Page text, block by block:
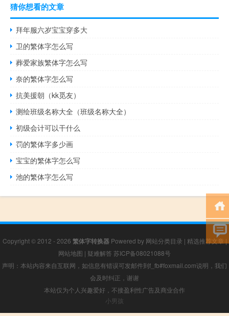
猜你想看的文章
拜年服六岁宝宝穿多大
卫的繁体字怎么写
葬爱家族繁体字怎么写
奈的繁体字怎么写
抗美援朝（kk觅友）
测绘班级名称大全（班级名称大全）
初级会计可以干什么
罚的繁体字多少画
宝宝的繁体字怎么写
池的繁体字怎么写
Copyright © 2012 - 2026 繁体字转换器Powered by 网站分类目录 | 精选推荐文章 |
网站地图 | 疑难解答 苏ICP备08021088号
声明：本站内容来自互联网，如信息有错误可发邮件到f_fb#foxmail.com说明，我们
会及时纠正，谢谢
本站仅为个人兴趣爱好，不接盈利性广告及商业合作
小男孩